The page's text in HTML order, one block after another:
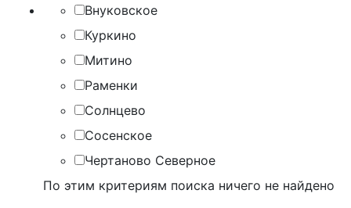
Внуковское
Куркино
Митино
Раменки
Солнцево
Сосенское
Чертаново Северное
По этим критериям поиска ничего не найдено